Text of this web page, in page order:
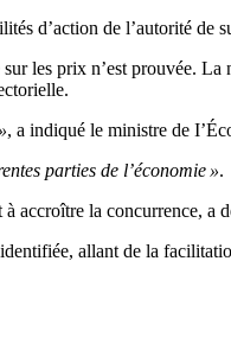
d’action de l’autorité de
les prix n’est prouvée.
, a indiqué le ministre de
parties de l’économie ».
accroître la concurrence, a
allant de la